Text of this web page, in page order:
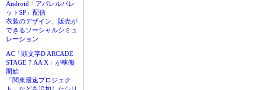
Android「アパレルパレ
ットSP」配信
衣装のデザイン、販売が
できるソーシャルシミュ
レーション
AC「頭文字D ARCADE
STAGE 7 AA X」が稼働
開始
「関東最速プロジェク